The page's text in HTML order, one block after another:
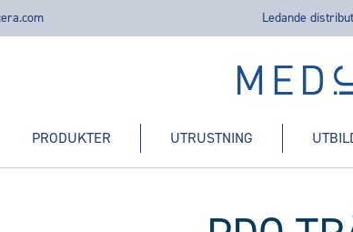
Ledande
Medicera | New
PRODUKTER UTRUSTNING